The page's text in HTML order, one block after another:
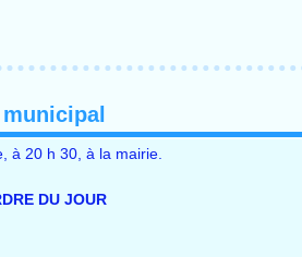
à 20 h 30, à la mairie.
DU JOUR